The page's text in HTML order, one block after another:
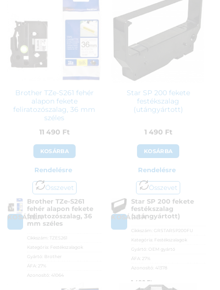
Brother TZe-S261 fehér
alapon fekete
feliratozószalag, 36 mm
széles
11 490 Ft
KOSÁRBA
Rendelésre
Összevet
KOSÁRBA
Brother TZe-S261
fehér alapon fekete
feliratozószalag, 36
mm széles
Cikkszám:
TZES261
Kategória: Festékszalagok
Gyártó: Brother
ÁFA: 27%
Azonosító: 41064
Star SP 200 fekete
festékszalag
(utángyártott)
1 490 Ft
KOSÁRBA
Rendelésre
Összevet
KOSÁRBA
Star SP 200 fekete
festékszalag
(utángyártott)
Cikkszám: GRSTARSP200FU
Kategória: Festékszalagok
Gyártó: OEM gyártó
ÁFA: 27%
Azonosító: 41378
1 490 Ft